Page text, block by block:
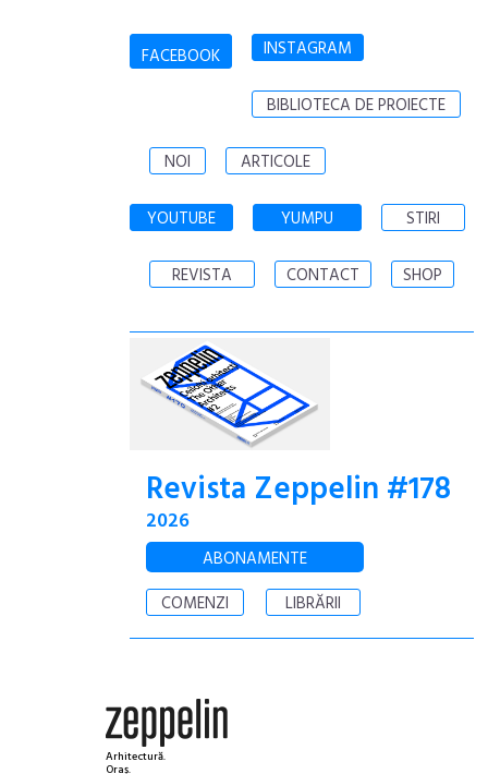
FACEBOOK INSTAGRAM
BIBLIOTECA DE PROIECTE
NOI ARTICOLE
YOUTUBE YUMPU STIRI
REVISTA CONTACT SHOP
Revista Zeppelin #178
2026
ABONAMENTE
COMENZI
LIBRĂRII
Arhitectură.
Oraș.